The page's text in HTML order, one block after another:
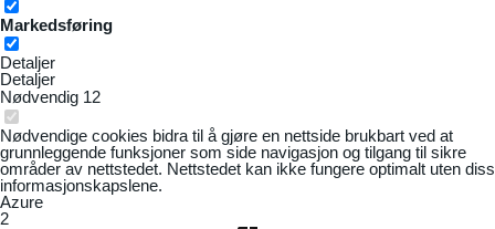
Markedsføring
Detaljer
Detaljer
Nødvendig 12
Nødvendige cookies bidra til å gjøre en nettside brukbart ved at
grunnleggende funksjoner som side navigasjon og tilgang til sikre
områder av nettstedet. Nettstedet kan ikke fungere optimalt uten
informasjonskapslene.
Azure
2